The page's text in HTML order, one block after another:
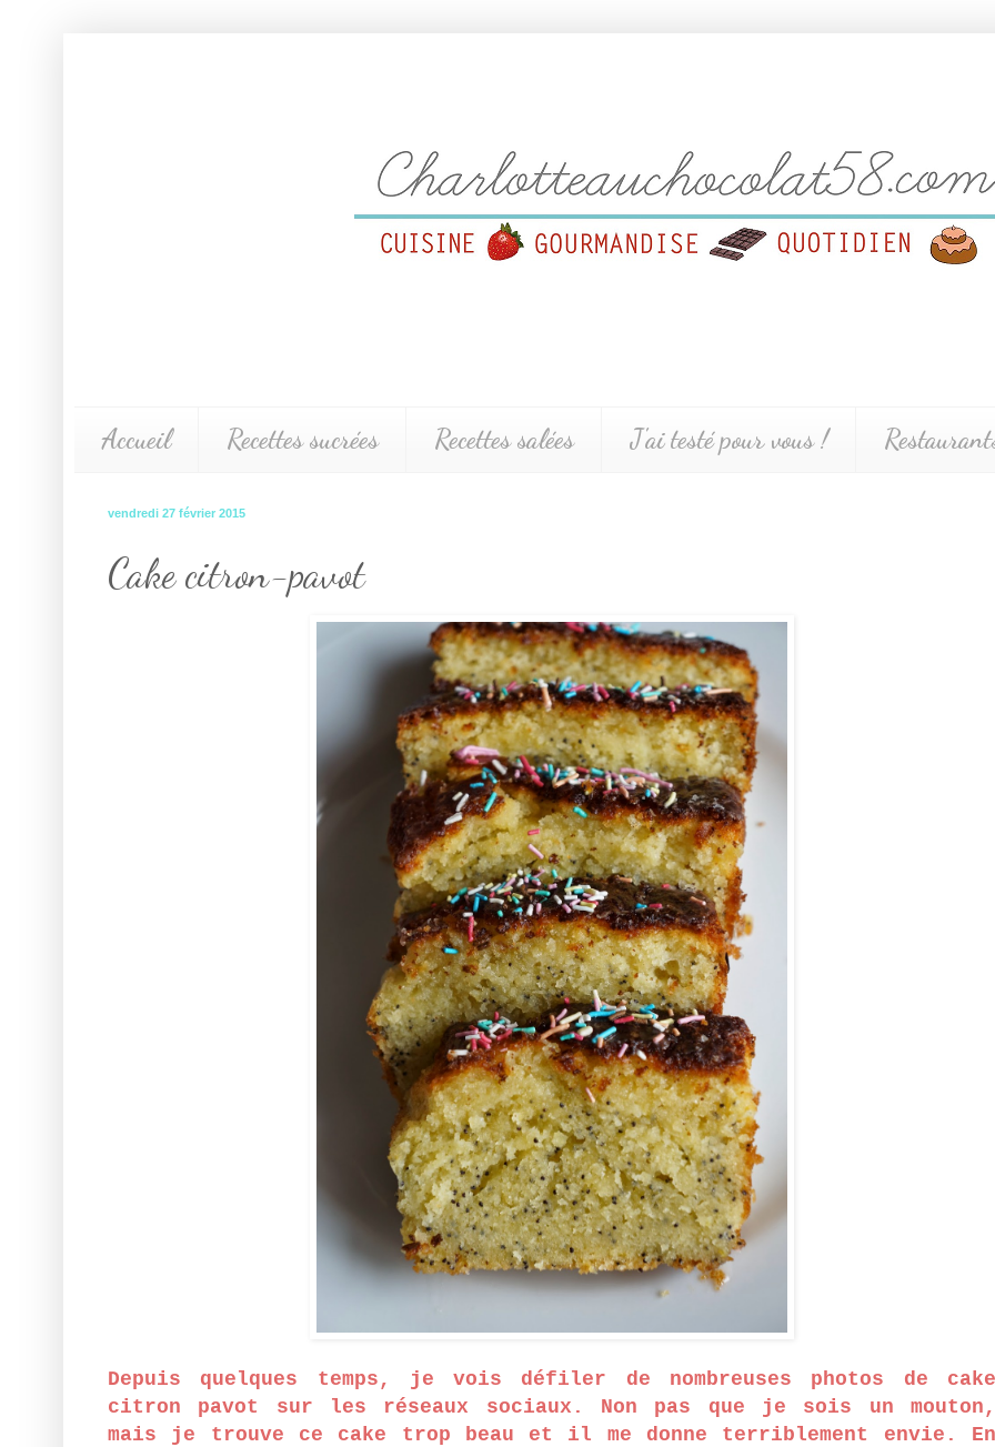
Accueil Recettes sucrées Recettes salées J'ai testé pour vous !
vendredi 27 février 2015
Cake citron-pavot
Depuis quelques temps, je vois défiler de nombreuses photos de cake
citron pavot sur les réseaux sociaux. Non pas que je sois un mouton,
mais je trouve ce cake trop beau et il me donne terriblement envie. En